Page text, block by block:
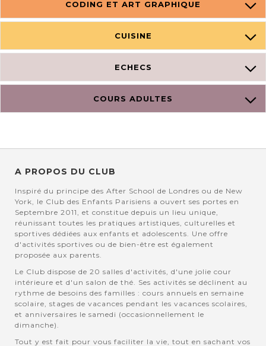
CODING ET ART GRAPHIQUE
CUISINE
ECHECS
COURS ADULTES
A PROPOS DU CLUB
Inspiré du principe des After School de Londres ou de New
York, le Club des Enfants Parisiens a ouvert ses portes en
Septembre 2011, et constitue depuis un lieu unique,
réunissant toutes les pratiques artistiques, culturelles et
sportives dédiées aux enfants et adolescents. Une offre
d'activités sportives ou de bien-être est également
proposée aux parents.
Le Club dispose de 20 salles d'activités, d'une jolie cour
intérieure et d'un salon de thé. Ses activités se déclinent au
rythme de besoins des familles : cours annuels en semaine
scolaire, stages de vacances pendant les vacances scolaires,
et anniversaires le samedi (occasionnellement le
dimanche).
Tout y est fait pour vous faciliter la vie, tout en sachant vos